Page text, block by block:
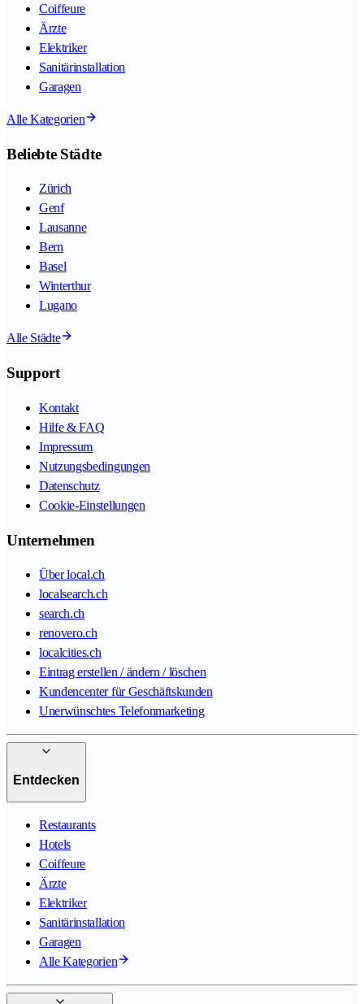
Coiffeure
Ärzte
Elektriker
Sanitärinstallation
Garagen
Alle Kategorien
Beliebte Städte
Zürich
Genf
Lausanne
Bern
Basel
Winterthur
Lugano
Alle Städte
Support
Kontakt
Hilfe & FAQ
Impressum
Nutzungsbedingungen
Datenschutz
Cookie-Einstellungen
Unternehmen
Über local.ch
localsearch.ch
search.ch
renovero.ch
localcities.ch
Eintrag erstellen / ändern / löschen
Kundencenter für Geschäftskunden
Unerwünschtes Telefonmarketing
Entdecken
Restaurants
Hotels
Coiffeure
Ärzte
Elektriker
Sanitärinstallation
Garagen
Alle Kategorien